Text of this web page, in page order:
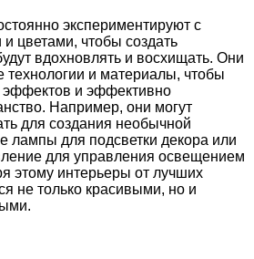
экспериментируют с
цветами, чтобы создать
вдохновлять и восхищать. Они
технологии и материалы, чтобы
эффектов и эффективно
Например, они могут
для создания необычной
лампы для подсветки декора или
для управления освещением
этому интерьеры от лучших
не только красивыми, но и